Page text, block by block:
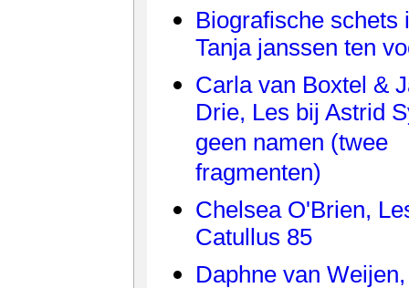
Biografische schets
Tanja janssen ten
Carla van Boxtel &
Drie, Les bij Astrid
geen namen (twee
fragmenten)
Chelsea O'Brien,
Catullus 85
Daphne van